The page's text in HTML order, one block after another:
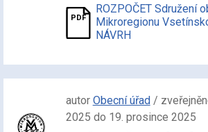
ROZPOČET Sdružení
Mikroregionu
NÁVRH
autor Obecní úřad/
2025 do 19. prosince 2025